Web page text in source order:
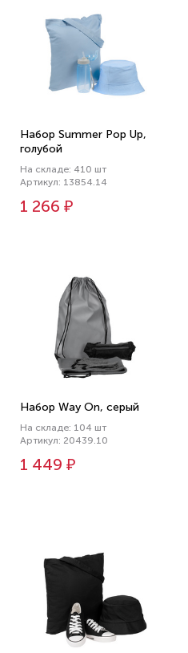
Набор Summer Pop Up,
голубой
На складе: 410 шт
Артикул: 13854.14
1 266 ₽
Набор Way On, серый
На складе: 104 шт
Артикул: 20439.10
1 449 ₽